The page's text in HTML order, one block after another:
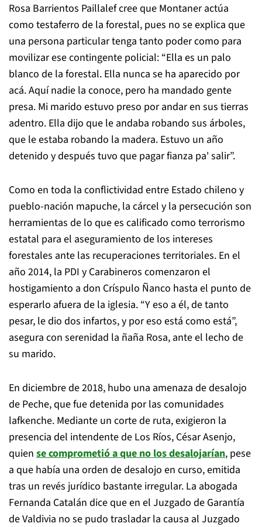
Rosa Barrientos Paillalef cree que Montaner actúa
como testaferro de la forestal, pues no se explica que
una persona particular tenga tanto poder como para
movilizar ese contingente policial: “Ella es un palo
blanco de la forestal. Ella nunca se ha aparecido por
acá. Aquí nadie la conoce, pero ha mandado gente
presa. Mi marido estuvo preso por andar en sus tierras
adentro. Ella dijo que le andaba robando sus árboles,
que le estaba robando la madera. Estuvo un año
detenido y después tuvo que pagar fianza pa' salir”.
Como en toda la conflictividad entre Estado chileno y
pueblo-nación mapuche, la cárcel y la persecución son
herramientas de lo que es calificado como terrorismo
estatal para el aseguramiento de los intereses
forestales ante las recuperaciones territoriales. En el
año 2014, la PDI y Carabineros comenzaron el
hostigamiento a don Críspulo Ñanco hasta el punto de
esperarlo afuera de la iglesia. “Y eso a él, de tanto
pesar, le dio dos infartos, y por eso está como está”,
asegura con serenidad la ñaña Rosa, ante el lecho de
su marido.
En diciembre de 2018, hubo una amenaza de desalojo
de Peche, que fue detenida por las comunidades
lafkenche. Mediante un corte de ruta, exigieron la
presencia del intendente de Los Ríos, César Asenjo,
quien se comprometió a que no los desalojarían, pese
a que había una orden de desalojo en curso, emitida
tras un revés jurídico bastante irregular. La abogada
Fernanda Catalán dice que en el Juzgado de Garantía
de Valdivia no se pudo trasladar la causa al Juzgado